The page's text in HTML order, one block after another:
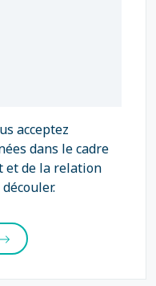
acceptez
dans le cadre
et de la relation